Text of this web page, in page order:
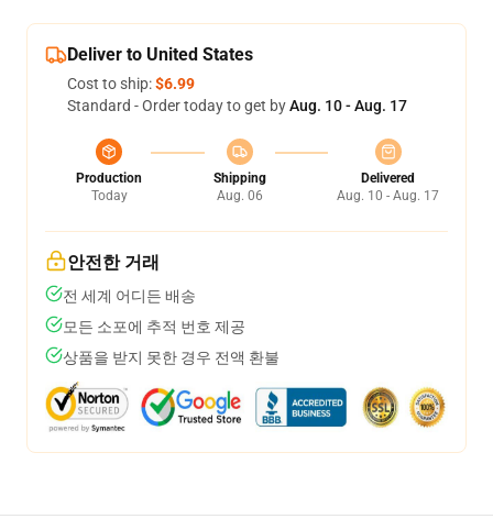
Deliver to United States
Cost to ship:$6.99
Standard - Order today to get byAug. 10 - Aug. 17
Production
Today
Shipping
Aug. 06
Delivered
Aug. 10 - Aug. 17
안전한 거래
전 세계 어디든 배송
모든 소포에 추적 번호 제공
상품을 받지 못한 경우 전액 환불